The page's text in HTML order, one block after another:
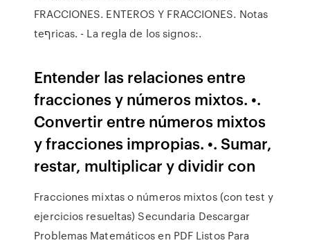
FRACCIONES. ENTEROS Y FRACCIONES. Notas
teףricas. - La regla de los signos:.
Entender las relaciones entre
fracciones y números mixtos. •.
Convertir entre números mixtos
y fracciones impropias. •. Sumar,
restar, multiplicar y dividir con
Fracciones mixtas o números mixtos (con test y
ejercicios resueltas) Secundaria Descargar
Problemas Matemáticos en PDF Listos Para